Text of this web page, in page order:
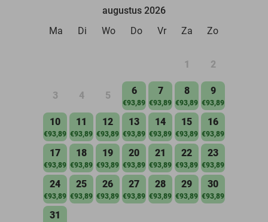
augustus 2026
Ma
Di Wo Do Vr Za Zo
1 2
3 4 5 6
€93,89
7
€93,89
8
€93,89
9
€93,89
10
€93,89
11
€93,89
12
€93,89
13
€93,89
14
€93,89
15
€93,89
16
€93,89
17
€93,89
18
€93,89
19
€93,89
20
€93,89
21
€93,89
22
€93,89
23
€93,89
24
€93,89
25
€93,89
26
€93,89
27
€93,89
28
€93,89
29
€93,89
30
€93,89
31